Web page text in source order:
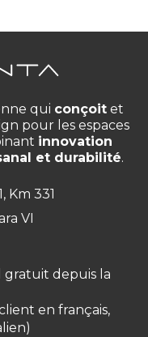
qui conçoitet
pour les espaces
innovation
et durabilité.
Km 331
VI
depuis la
en français,